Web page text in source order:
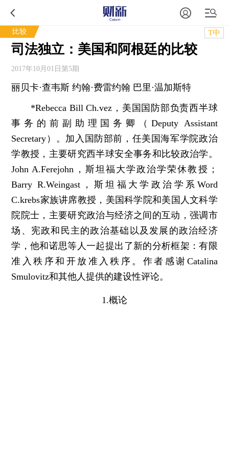
比较 T中
司法独立：美国和阿根廷的比较
2017年10月01日第5期
丽贝卡·查韦斯 约翰·费雷约翰 巴里·温加斯特
*Rebecca Bill Ch.vez，美国国防部负责西半球
事务的前副助理国务卿（Deputy Assistant
Secretary）。加入国防部前，任美国海军学院政治
学教授，主要研究西半球安全事务和比较政治学。
John A.Ferejohn，斯坦福大学政治学荣休教授；
Barry R.Weingast，斯坦福大学政治学系Word
C.krebs家族讲席教授，美国科学院和美国人文科学
院院士，主要研究政治与经济之间的互动，强调市
场、宪政和民主的政治基础以及发展的政治经济
学，他和诺思等人一起提出了新的分析框架：有限
准入秩序和开放准入秩序。作者感谢Catalina
Smulovitz和其他人提供的建设性评论。
1.概论